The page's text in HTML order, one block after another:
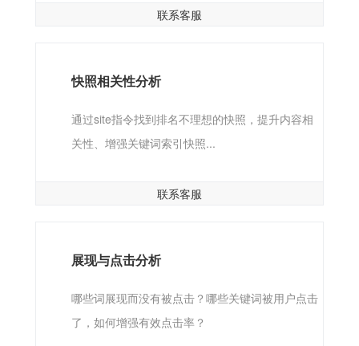
联系客服
快照相关性分析
通过site指令找到排名不理想的快照，提升内容相
关性、增强关键词索引快照...
联系客服
展现与点击分析
哪些词展现而没有被点击？哪些关键词被用户点击
了，如何增强有效点击率？